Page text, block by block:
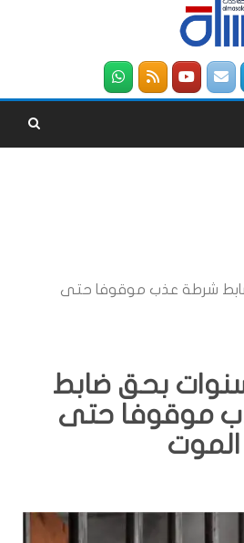
بحق ضابط شرطة عذب موقوفا حتى
6 سنوات بحق ضابط
موقوفا حتى
الموت